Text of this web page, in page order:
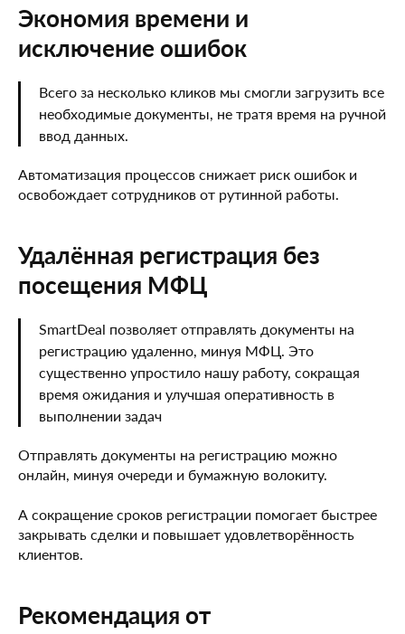
Экономия времени и
исключение ошибок
Всего за несколько кликов мы смогли загрузить все
необходимые документы, не тратя время на ручной
ввод данных.
Автоматизация процессов снижает риск ошибок и
освобождает сотрудников от рутинной работы.
Удалённая регистрация без
посещения МФЦ
SmartDeal позволяет отправлять документы на
регистрацию удаленно, минуя МФЦ. Это
существенно упростило нашу работу, сокращая
время ожидания и улучшая оперативность в
выполнении задач
Отправлять документы на регистрацию можно
онлайн, минуя очереди и бумажную волокиту.
А сокращение сроков регистрации помогает быстрее
закрывать сделки и повышает удовлетворённость
клиентов.
Рекомендация от